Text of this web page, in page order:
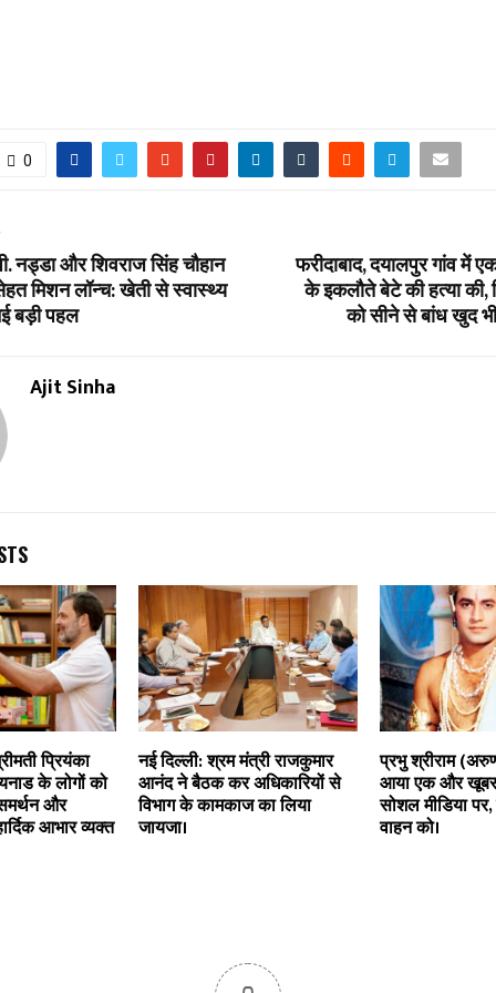
0
नड्डा और शिवराज सिंह चौहान
मिशन लॉन्च: खेती से स्वास्थ्य
बड़ी पहल
फरीदाबाद, दयालपुर गांव में
के इकलौते बेटे की हत्‍या
को सीने से बांध खुद
Ajit Sinha
प्रियंका
के लोगों को
और
आभार व्यक्त
नई दिल्ली: श्रम मंत्री राजकुमार
आनंद ने बैठक कर अधिकारियों से
विभाग के कामकाज का लिया
जायजा।
प्रभु श्रीराम
आया एक और
सोशल मीडिया
वाहन को।